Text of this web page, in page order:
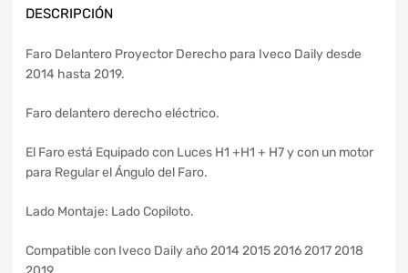
DESCRIPCIÓN
Faro Delantero Proyector Derecho para Iveco Daily desde
2014 hasta 2019.
Faro delantero derecho eléctrico.
El Faro está Equipado con Luces H1 +H1 + H7 y con un motor
para Regular el Ángulo del Faro.
Lado Montaje: Lado Copiloto.
Compatible con Iveco Daily año 2014 2015 2016 2017 2018